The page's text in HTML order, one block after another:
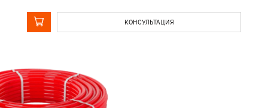
КОНСУЛЬТАЦИЯ